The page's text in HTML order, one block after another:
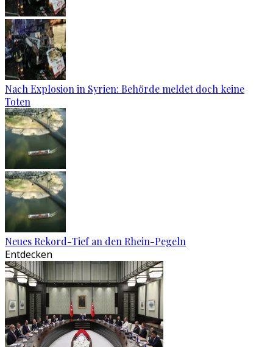
Nach Explosion in Syrien: Behörde meldet doch keine
Toten
Neues Rekord-Tief an den Rhein-Pegeln
Entdecken